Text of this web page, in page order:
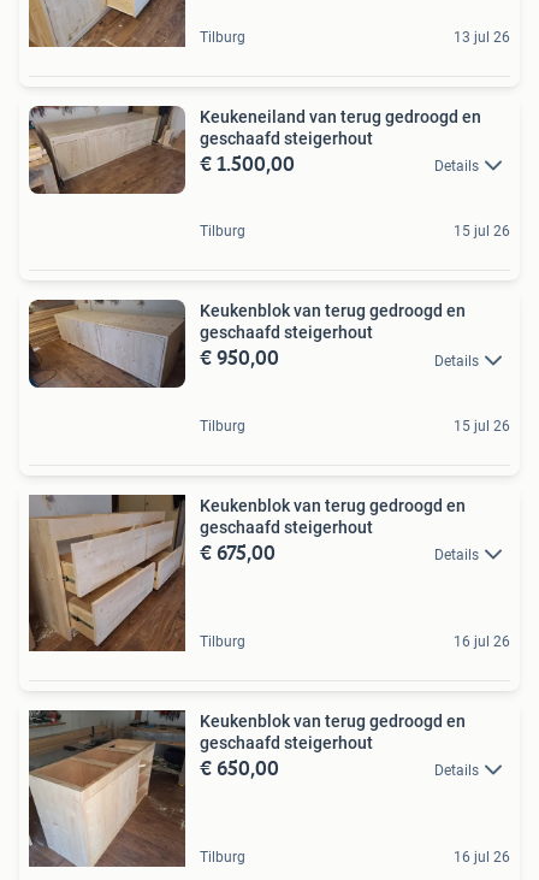
Tilburg 13 jul 26
Keukeneiland van terug gedroogd en
geschaafd steigerhout
€ 1.500,00 Details
Tilburg 15 jul 26
Keukenblok van terug gedroogd en
geschaafd steigerhout
€ 950,00 Details
Tilburg 15 jul 26
Keukenblok van terug gedroogd en
geschaafd steigerhout
€ 675,00 Details
Tilburg 16 jul 26
Keukenblok van terug gedroogd en
geschaafd steigerhout
€ 650,00 Details
Tilburg 16 jul 26